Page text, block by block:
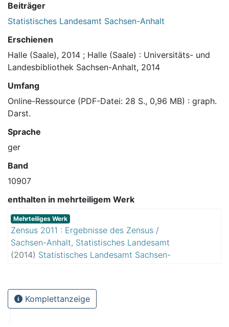
Beiträger
Statistisches Landesamt Sachsen-Anhalt
Erschienen
Halle (Saale), 2014 ; Halle (Saale) : Universitäts- und
Landesbibliothek Sachsen-Anhalt, 2014
Umfang
Online-Ressource (PDF-Datei: 28 S., 0,96 MB) : graph.
Darst.
Sprache
ger
Band
10907
enthalten in mehrteiligem Werk
Mehrteiliges Werk
Zensus 2011 : Ergebnisse des Zensus /
Sachsen-Anhalt, Statistisches Landesamt
(2014) Statistisches Landesamt Sachsen-
Komplettanzeige